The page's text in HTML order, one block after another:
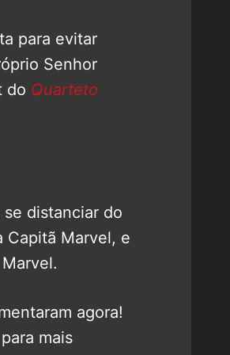
para evitar
Senhor
do Quarteto
distanciar do
Capitã Marvel, e
agora!
mais